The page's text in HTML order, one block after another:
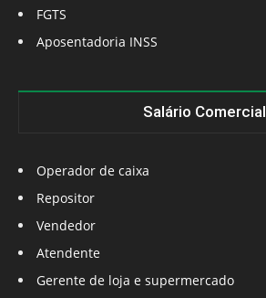
FGTS
Aposentadoria INSS
Salário Comercial
Operador de caixa
Repositor
Vendedor
Atendente
Gerente de loja e supermercado